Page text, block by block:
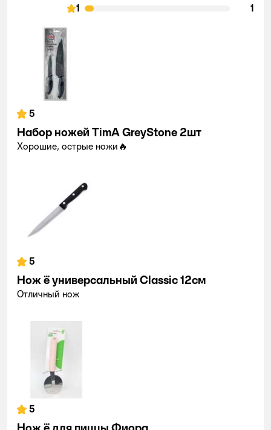
1
1
5
Набор ножей TimA GreyStone 2шт
Хорошие, острые ножи🔥
5
Нож ё универсальный Classic 12cм
Отличный нож
5